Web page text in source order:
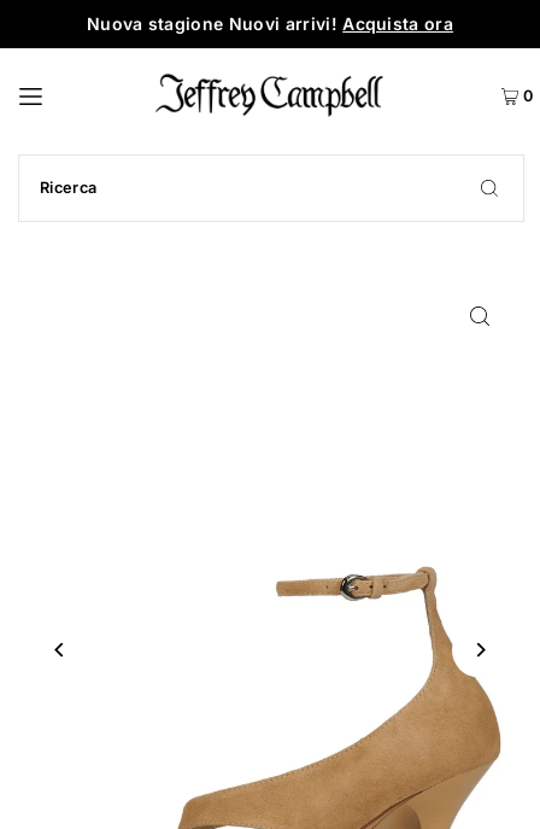
Nuova stagione Nuovi arrivi!Acquista ora
0